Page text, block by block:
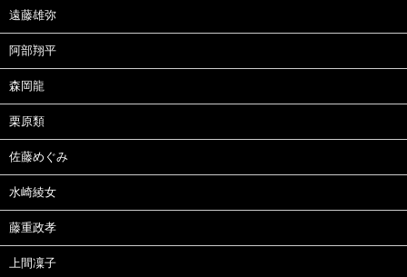
遠藤雄弥
阿部翔平
森岡龍
栗原類
佐藤めぐみ
水崎綾女
藤重政孝
上間凜子